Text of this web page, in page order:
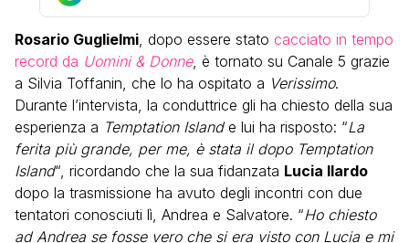
Rosario Guglielmi, dopo essere stato cacciato in tempo
record da Uomini & Donne, è tornato su Canale 5 grazie
a Silvia Toffanin, che lo ha ospitato a Verissimo.
Durante l’intervista, la conduttrice gli ha chiesto della sua
esperienza a Temptation Islande lui ha risposto: “La
ferita più grande, per me, è stata il dopo Temptation
Island“, ricordando che la sua fidanzata Lucia Ilardo
dopo la trasmissione ha avuto degli incontri con due
tentatori conosciuti lì, Andrea e Salvatore. “Ho chiesto
ad Andrea se fosse vero che si era visto con Lucia e mi